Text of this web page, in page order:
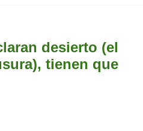
desierto (el
tienen que